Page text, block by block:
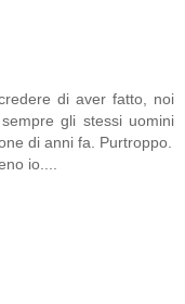
di aver fatto, noi
gli stessi uomini
di anni fa. Purtroppo.
io....